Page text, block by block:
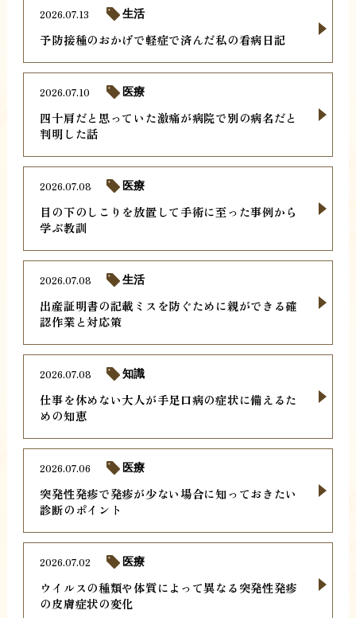
予防接種のおかげで軽症で済んだ私の看病日記
2026.07.13 生活
四十肩だと思っていた激痛が病院で別の病名だと
判明した話
2026.07.10 医療
目の下のしこりを放置して手術に至った事例から
学ぶ教訓
2026.07.08 医療
出産証明書の記載ミスを防ぐために親ができる確
認作業と対応策
2026.07.08 生活
仕事を休めない大人が手足口病の症状に備えるた
めの知恵
2026.07.08 知識
突発性発疹で発疹が少ない場合に知っておきたい
診断のポイント
2026.07.06 医療
ウイルスの種類や体質によって異なる突発性発疹
の皮膚症状の変化
2026.07.02 医療